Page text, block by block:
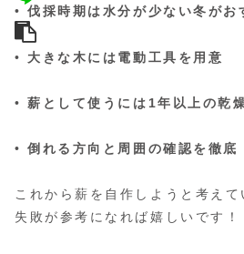
•伐採時期は水分が少ない冬がお
• 大きな木には電動工具を用意
•薪として使うには1年以上の乾
•倒れる方向と周囲の確認を徹底
これから薪を自作しようと考え
失敗が参考になれば嬉しいです！